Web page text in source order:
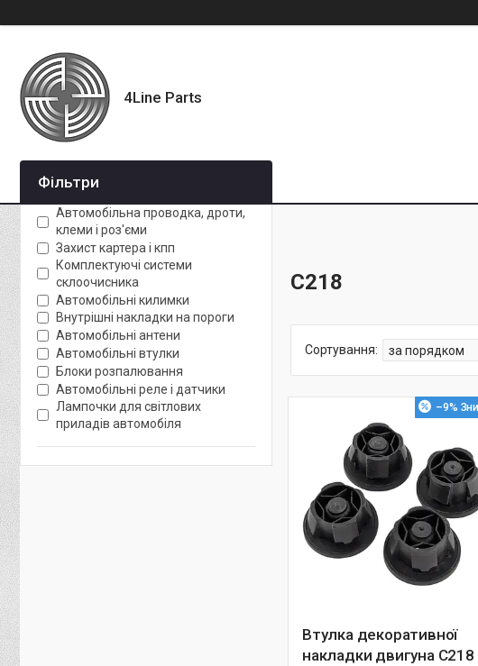
4Line Parts
C218
–9%
Втулка декоративної
накладки двигуна C218
Фільтри
Автомобільна проводка, дроти,
клеми і роз'єми
Захист картера і кпп
Комплектуючі системи
склоочисника
Автомобільні килимки
Внутрішні накладки на пороги
Автомобільні антени
Автомобільні втулки
Блоки розпалювання
Автомобільні реле і датчики
Лампочки для світлових
приладів автомобіля